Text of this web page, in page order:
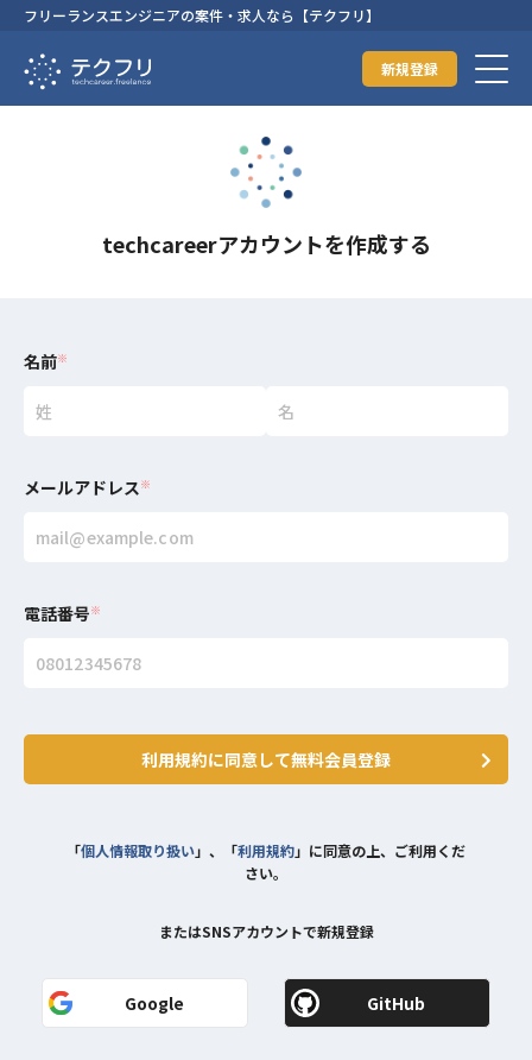
フリーランスエンジニアの案件・求人なら【テクフリ】
新規登録
techcareerアカウントを作成する
名前※
メールアドレス※
電話番号※
利用規約に同意して無料会員登録
「個人情報取り扱い」、「利用規約」に同意の上、ご利用くだ
さい。
またはSNSアカウントで新規登録
Google GitHub